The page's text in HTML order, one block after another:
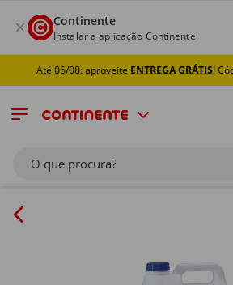
Continente
Instalar a aplicação Continente
Até 06/08: aproveiteENTREGA GRÁTIS!
O que procura?